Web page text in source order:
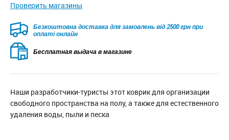
Проверить магазины
Безкоштовна доставка для замовлень від 2500 грн при
оплаті онлайн
Бесплатная выдача в магазине
Наши разработчики-туристы этот коврик для организации
свободного пространства на полу, а также для естественного
удаления воды, пыли и песка